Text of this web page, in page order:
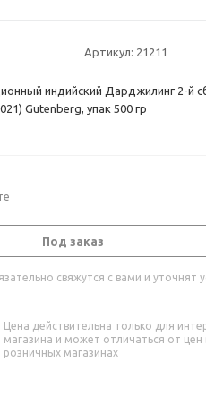
Артикул: 21211
индийский Дарджилинг 2-й
Gutenberg, упак 500 гр
Под заказ
свяжутся с вами и уточнят
Цена действительна только для
магазина и может отличаться от цен
розничных магазинах